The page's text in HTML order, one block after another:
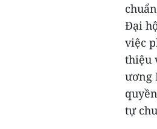
Đại
việc
thiệu
ương
tự